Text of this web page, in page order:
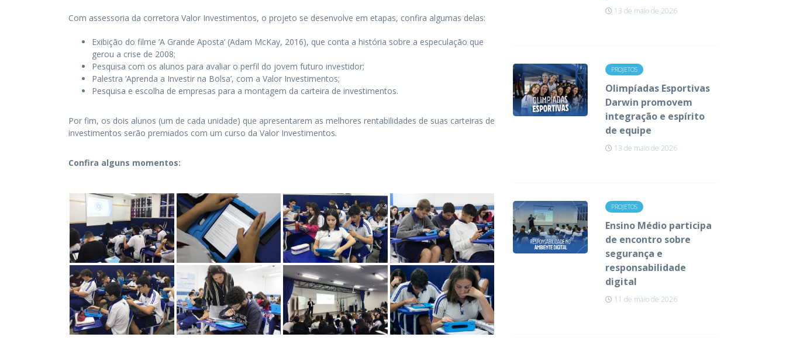
Com assessoria da corretora Valor Investimentos, o projeto se desenvolve em etapas, confira algumas delas:
Exibição do filme ‘A Grande Aposta’ (Adam McKay, 2016), que conta a história sobre a especulação que
gerou a crise de 2008;
Pesquisa com os alunos para avaliar o perfil do jovem futuro investidor;
Palestra ‘Aprenda a Investir na Bolsa’, com a Valor Investimentos;
Pesquisa e escolha de empresas para a montagem da carteira de investimentos.
Por fim, os dois alunos (um de cada unidade) que apresentarem as melhores rentabilidades de suas carteiras de
investimentos serão premiados com um curso da Valor Investimentos.
Confira alguns momentos:
13 de maio de 2026
PROJETOS
Olimpíadas Esportivas
Darwin promovem
integração e espírito
de equipe
13 de maio de 2026
PROJETOS
Ensino Médio participa
de encontro sobre
segurança e
responsabilidade
digital
11 de maio de 2026